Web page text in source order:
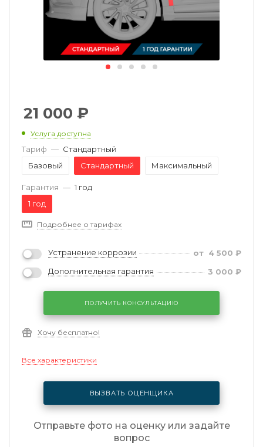
21 000 ₽
Услуга доступна
Тариф — Стандартный
Базовый
Стандартный Максимальный
Гарантия — 1 год
1 год
Подробнее о тарифах
Устранение коррозии от 4 500 ₽
Дополнительная гарантия
3 000 ₽
ПОЛУЧИТЬ КОНСУЛЬТАЦИЮ
Хочу бесплатно!
Все характеристики
ВЫЗВАТЬ ОЦЕНЩИКА
Отправьте фото на оценку или задайте
вопрос